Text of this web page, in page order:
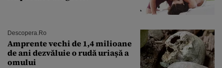
Descopera.ro
Amprente vechi de 1,4 milioane
de ani dezvăluie o rudă uriașă a
omului